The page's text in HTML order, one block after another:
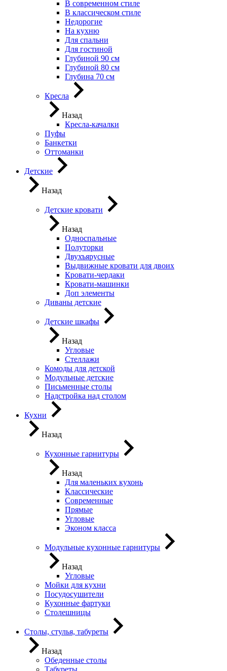
В современном стиле
В классическом стиле
Недорогие
На кухню
Для спальни
Для гостиной
Глубиной 90 см
Глубиной 80 см
Глубина 70 см
Кресла
Назад
Кресла-качалки
Пуфы
Банкетки
Оттоманки
Детские
Назад
Детские кровати
Назад
Односпальные
Полуторки
Двухъярусные
Выдвижные кровати для двоих
Кровати-чердаки
Кровати-машинки
Доп элементы
Диваны детские
Детские шкафы
Назад
Угловые
Стеллажи
Комоды для детской
Модульные детские
Письменные столы
Надстройка над столом
Кухни
Назад
Кухонные гарнитуры
Назад
Для маленьких кухонь
Классические
Современные
Прямые
Угловые
Эконом класса
Модульные кухонные гарнитуры
Назад
Угловые
Мойки для кухни
Посудосушители
Кухонные фартуки
Столешницы
Столы, стулья, табуреты
Назад
Обеденные столы
Табуреты